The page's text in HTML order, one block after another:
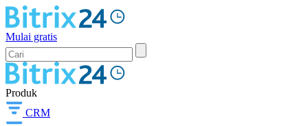
Mulai gratis
Produk
CRM